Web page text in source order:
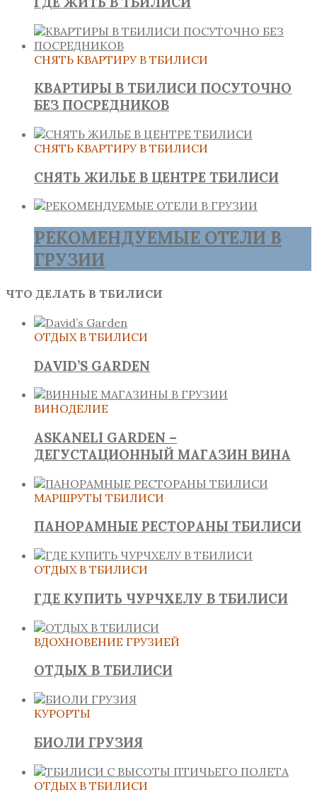
СНЯТЬ КВАРТИРУ В ТБИЛИСИ
КВАРТИРЫ В ТБИЛИСИ ПОСУТОЧНО
БЕЗ ПОСРЕДНИКОВ
СНЯТЬ КВАРТИРУ В ТБИЛИСИ
СНЯТЬ ЖИЛЬЕ В ЦЕНТРЕ ТБИЛИСИ
РЕКОМЕНДУЕМЫЕ ОТЕЛИ В
ГРУЗИИ
ЧТО ДЕЛАТЬ В ТБИЛИСИ
ОТДЫХ В ТБИЛИСИ
DAVID’S GARDEN
ВИНОДЕЛИЕ
ASKANELI GARDEN –
ДЕГУСТАЦИОННЫЙ МАГАЗИН ВИНА
МАРШРУТЫ ТБИЛИСИ
ПАНОРАМНЫЕ РЕСТОРАНЫ ТБИЛИСИ
ОТДЫХ В ТБИЛИСИ
ГДЕ КУПИТЬ ЧУРЧХЕЛУ В ТБИЛИСИ
ВДОХНОВЕНИЕ ГРУЗИЕЙ
ОТДЫХ В ТБИЛИСИ
КУРОРТЫ
БИОЛИ ГРУЗИЯ
ОТДЫХ В ТБИЛИСИ